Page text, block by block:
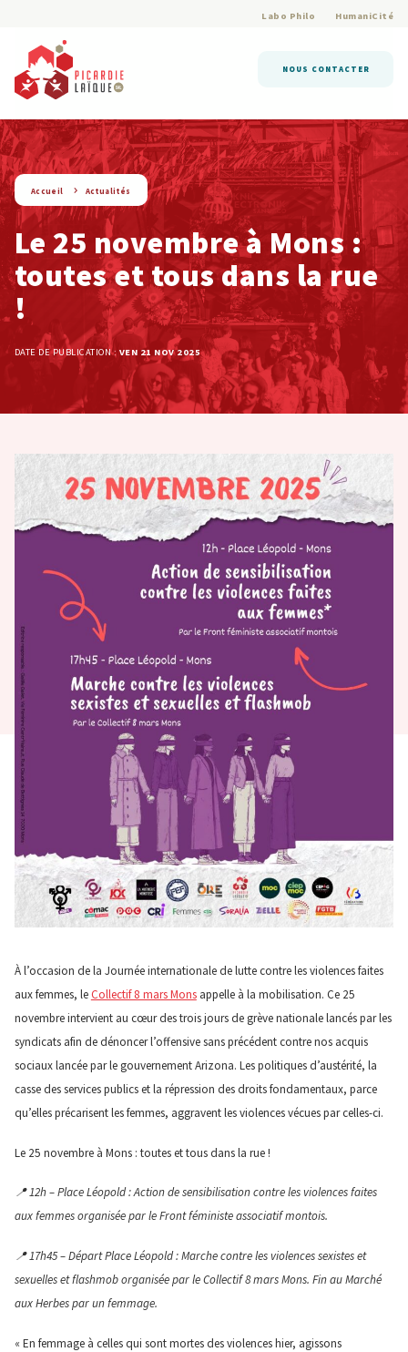
Labo Philo HumaniCité
NOUS CONTACTER
string(9) « actualite »
Accueil Actualités
Le 25 novembre à Mons :
toutes et tous dans la rue
!
DATE DE PUBLICATION : VEN 21 NOV 2025
À l’occasion de la Journée internationale de lutte contre les violences faites
aux femmes, leCollectif 8 mars Monsappelle à la mobilisation. Ce 25
novembre intervient au cœur des trois jours de grève nationale lancés par les
syndicats afin de dénoncer l’offensive sans précédent contre nos acquis
sociaux lancée par le gouvernement Arizona. Les politiques d’austérité, la
casse des services publics et la répression des droits fondamentaux, parce
qu’elles précarisent les femmes, aggravent les violences vécues par celles-ci.
Le 25 novembre à Mons : toutes et tous dans la rue !
📍 12h – Place Léopold : Action de sensibilisation contre les violences faites
aux femmes organisée par le Front féministe associatif montois.
📍 17h45 – Départ Place Léopold : Marche contre les violences sexistes et
sexuelles et flashmob organisée par le Collectif 8 mars Mons. Fin au Marché
aux Herbes par un femmage.
« En femmage à celles qui sont mortes des violences hier, agissons